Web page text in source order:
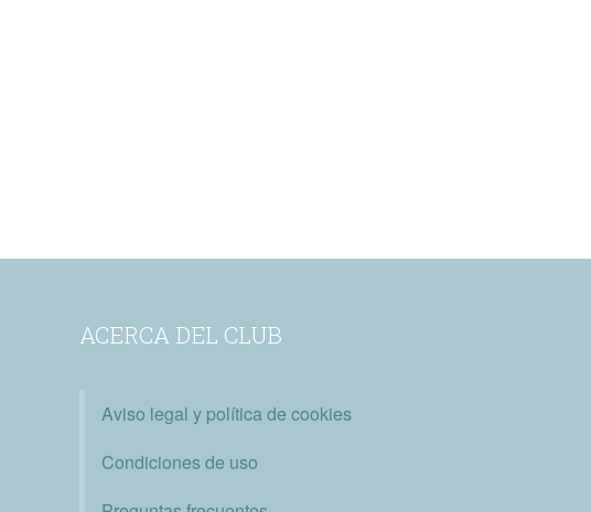
ACERCA DEL CLUB
Aviso legal y política de cookies
Condiciones de uso